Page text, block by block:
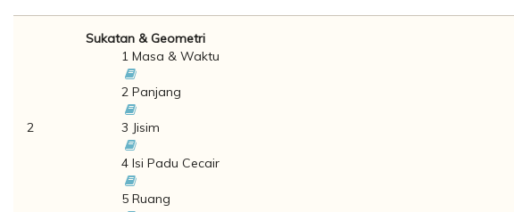
2
Sukatan & Geometri
1 Masa & Waktu
2 Panjang
3 Jisim
4 Isi Padu Cecair
5 Ruang